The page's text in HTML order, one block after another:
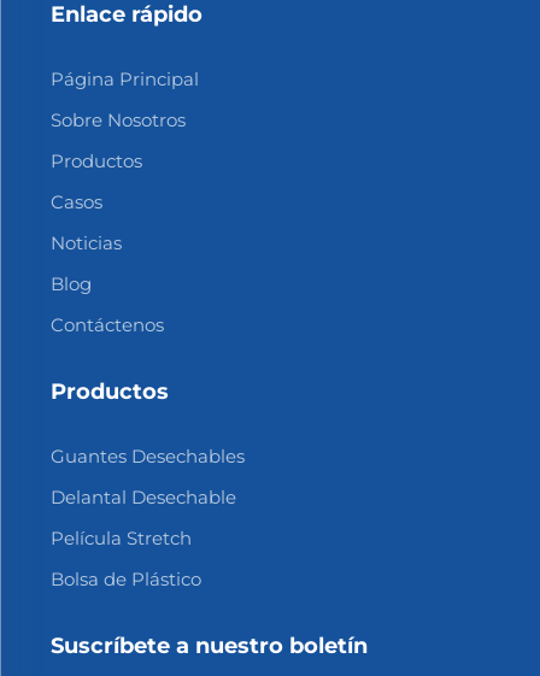
Enlace rápido
Página Principal
Sobre Nosotros
Productos
Casos
Noticias
Blog
Contáctenos
Productos
Guantes Desechables
Delantal Desechable
Película Stretch
Bolsa de Plástico
Suscríbete a nuestro boletín